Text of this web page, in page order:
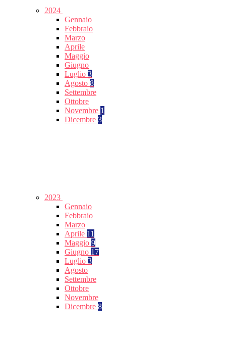
2024
Gennaio
Febbraio
Marzo
Aprile
Maggio
Giugno
Luglio 3
Agosto 8
Settembre
Ottobre
Novembre 1
Dicembre 3
2023
Gennaio
Febbraio
Marzo
Aprile 11
Maggio 9
Giugno 17
Luglio 3
Agosto
Settembre
Ottobre
Novembre
Dicembre 8